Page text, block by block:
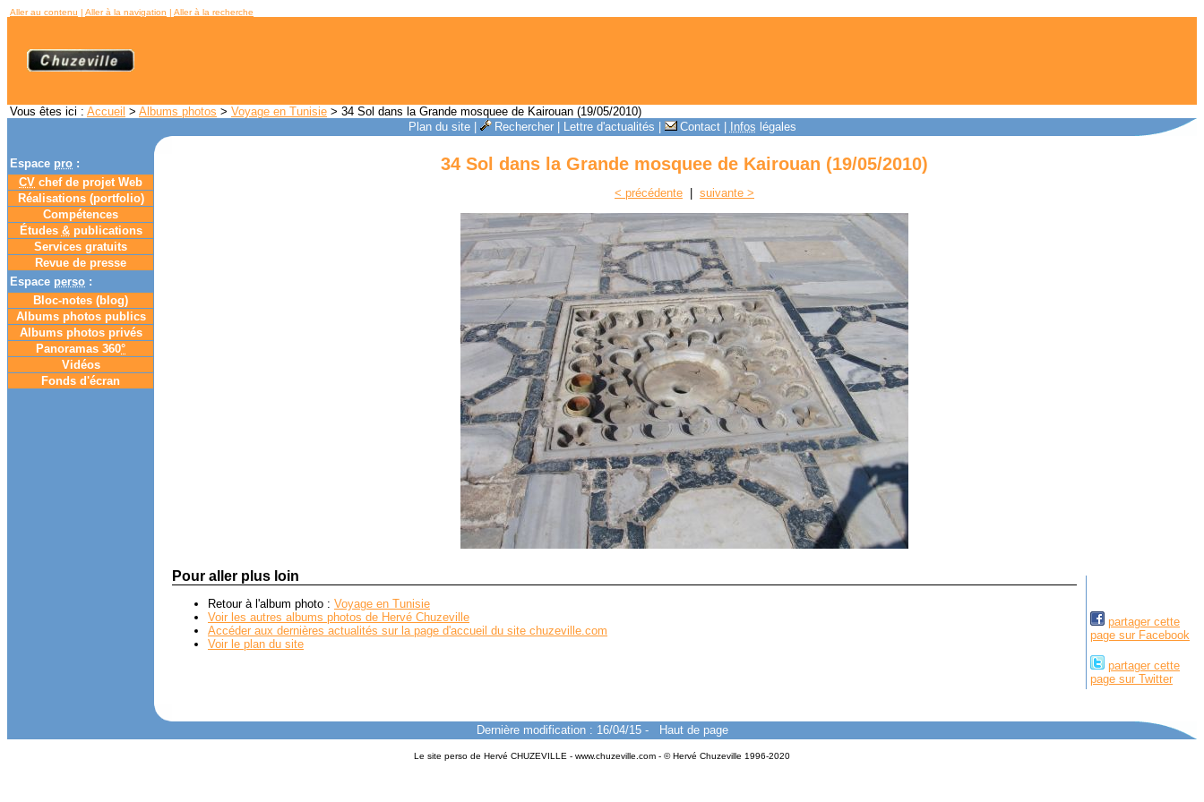
Aller au contenu | Aller à la navigation | Aller à la recherche
Vous êtes ici : Accueil > Albums photos > Voyage en Tunisie > 34 Sol dans la Grande mosquee de Kairouan (19/05/2010)
Plan du site| Rechercher| Lettre d'actualités Contact| Infos légales
Espace pro :
CV chef de projet Web
Réalisations (portfolio)
Compétences
Études &publications
Services gratuits
Revue de presse
Espace perso :
Bloc-notes (blog)
Albums photos publics
Albums photos privés
Panoramas 360°
Vidéos
Fonds d'écran
34 Sol dans la Grande mosquee de Kairouan (19/05/2010)
< précédente suivante >
partager cette
page sur Facebook
partager cette
page sur Twitter
Pour aller plus loin
Retour à l'album photo : Voyage en Tunisie
Voir les autres albums photos de Hervé Chuzeville
Accéder aux dernières actualités sur la page d'accueil du site chuzeville.com
Voir le plan du site
Dernière modification : 16/04/15- Haut de page
Le site perso de Hervé CHUZEVILLE - www.chuzeville.com - © Hervé Chuzeville 1996-2020